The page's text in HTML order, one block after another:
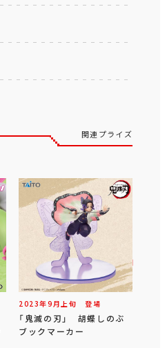
関連プライズ
2023年9 月 上旬 登場
「鬼滅の刃」 胡蝶しのぶ
ブックマーカー